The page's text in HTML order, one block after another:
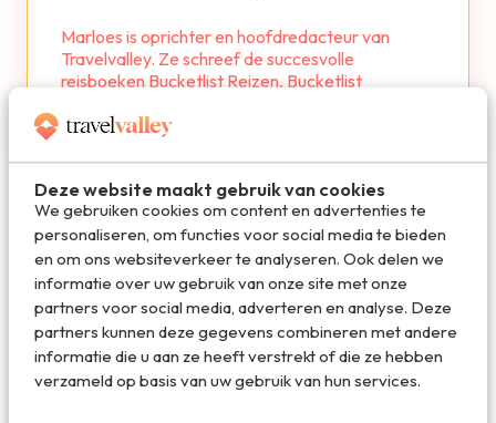
Deze website maakt gebruik van cookies
We gebruiken cookies om content en advertenties te
personaliseren, om functies voor social media te bieden
en om ons websiteverkeer te analyseren. Ook delen we
informatie over uw gebruik van onze site met onze
partners voor social media, adverteren en analyse. Deze
partners kunnen deze gegevens combineren met andere
informatie die u aan ze heeft verstrekt of die ze hebben
verzameld op basis van uw gebruik van hun services.
Marloes is oprichter en hoofdredacteur van
Travelvalley. Ze schreef de succesvolle
reisboeken Bucketlist Reizen, Bucketlist
op schrijven, reizen en hardlopen.
De beste reisdeals van dit moment
Vakantie 2026: de beste
vakanties en aanbiedingen